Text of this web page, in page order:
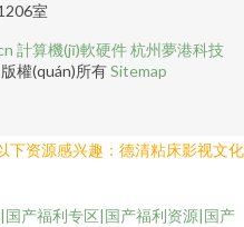
室
計算機(jī)軟硬件杭州夢港科技
版權(quán)所有Sitemap
下资源感兴趣：德清粘床影视文化
产福利专区|国产福利资源|国产